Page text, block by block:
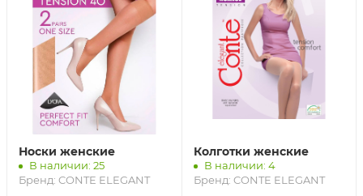
Носки женские
В наличии: 25
Бренд: CONTE ELEGANT
Колготки женские
В наличии: 4
Бренд: CONTE ELEGANT